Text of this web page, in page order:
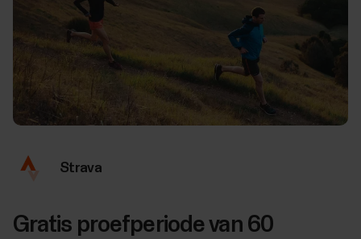
Strava
Gratis proefperiode van 60